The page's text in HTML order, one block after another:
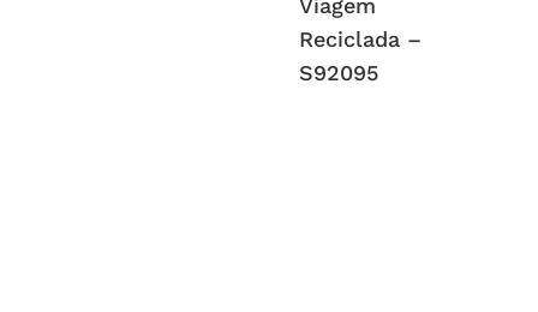
Viagem
Reciclada –
S92095